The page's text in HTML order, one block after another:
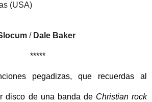
(USA)
/ Dale Baker
*****
pegadizas, que recuerdas al
disco de una banda de Christian rock